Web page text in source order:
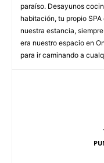
paraíso. Desayunos
habitación, tu propio
nuestra estancia,
era nuestro espacio en
para ir caminando a